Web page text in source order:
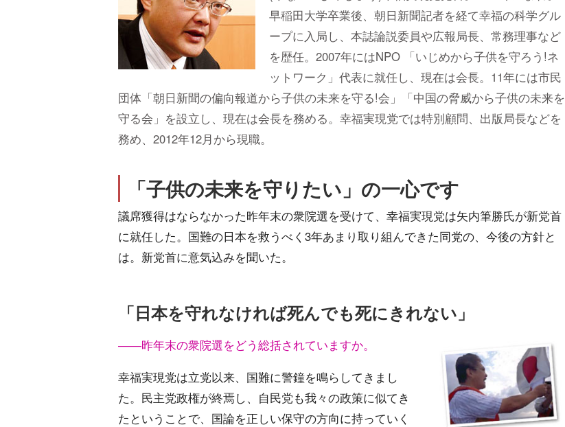
早稲田大学卒業後、朝日新聞記者を経て幸福の科学グル
ープに入局し、本誌論説委員や広報局長、常務理事など
を歴任。2007年にはNPO 「いじめから子供を守ろう!ネ
ットワーク」代表に就任し、現在は会長。11年には市民
団体「朝日新聞の偏向報道から子供の未来を守る!会」「中国の脅威から子供の未来を
守る会」を設立し、現在は会長を務める。幸福実現党では特別顧問、出版局長などを
務め、2012年12月から現職。
「子供の未来を守りたい」の一心です
議席獲得はならなかった昨年末の衆院選を受けて、幸福実現党は矢内筆勝氏が新党首
に就任した。国難の日本を救うべく3年あまり取り組んできた同党の、今後の方針と
は。新党首に意気込みを聞いた。
「日本を守れなければ死んでも死にきれない」
――昨年末の衆院選をどう総括されていますか。
幸福実現党は立党以来、国難に警鐘を鳴らしてきまし
た。民主党政権が終焉し、自民党も我々の政策に似てき
たということで、国論を正しい保守の方向に持っていく